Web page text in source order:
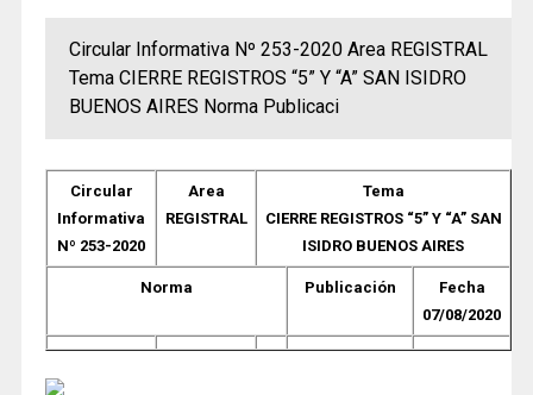
Circular Informativa Nº 253-2020 Area REGISTRAL
Tema CIERRE REGISTROS “5” Y “A” SAN ISIDRO
BUENOS AIRES Norma Publicaci
Circular
Informativa
Nº 253-2020
Area
REGISTRAL
Tema
CIERRE REGISTROS “5” Y “A” SAN
ISIDRO BUENOS AIRES
Norma Publicación
Fecha
07/08/2020